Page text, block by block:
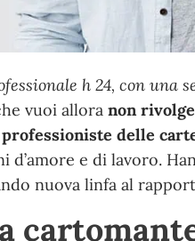
h 24, con
vuoi alloranon
professioniste delle
d’amore e di lavoro.
nuova linfa al